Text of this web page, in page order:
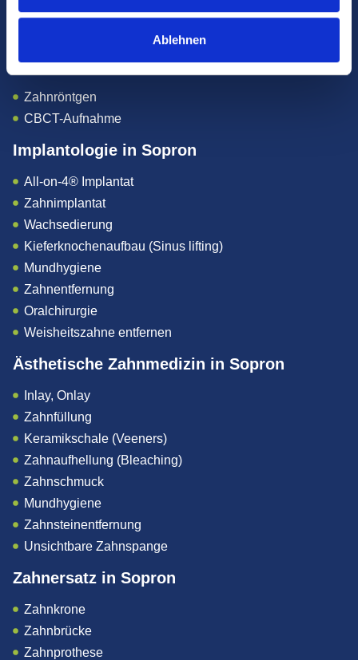
Ablehnen
Diagnostik in Sopron
Zahnröntgen
CBCT-Aufnahme
Implantologie in Sopron
All-on-4® Implantat
Zahnimplantat
Wachsedierung
Kieferknochenaufbau (Sinus lifting)
Mundhygiene
Zahnentfernung
Oralchirurgie
Weisheitszahne entfernen
Ästhetische Zahnmedizin in Sopron
Inlay, Onlay
Zahnfüllung
Keramikschale (Veeners)
Zahnaufhellung (Bleaching)
Zahnschmuck
Mundhygiene
Zahnsteinentfernung
Unsichtbare Zahnspange
Zahnersatz in Sopron
Zahnkrone
Zahnbrücke
Zahnprothese